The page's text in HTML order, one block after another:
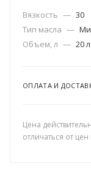
Вязкость — 30
Тип масла —
Объем, л — 20 л
ОПЛАТА И
Цена
отличаться от